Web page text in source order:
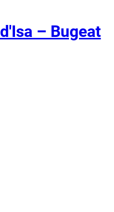
– Bugeat